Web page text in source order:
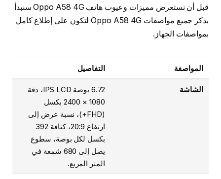
قبل أن نستعرض مميزات وعيوب هاتف Oppo A58 4G سنبدأ
بذكر جميع مواصفات Oppo A58 4G لتكون على إطلاع كامل
بمواصفات الجهاز.
المواصفة التفاصيل
الشاشة
6.72 بوصة IPS LCD، دقة
1080 × 2400 بكسل
(FHD+)، نسبة عرض إلى
ارتفاع 20:9، كثافة 392
بكسل لكل بوصة، سطوع
يصل إلى 680 شمعة في
المتر المربع.